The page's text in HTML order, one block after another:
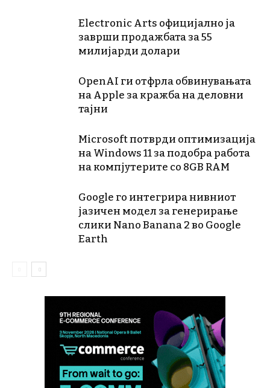
Electronic Arts официјално ја
заврши продажбата за 55
милијарди долари
OpenAI ги отфрла обвинувањата
на Apple за кражба на деловни
тајни
Microsoft потврди оптимизација
на Windows 11 за подобра работа
на компјутерите со 8GB RAM
Google го интегрира нивниот
јазичен модел за генерирање
слики Nano Banana 2 во Google
Earth